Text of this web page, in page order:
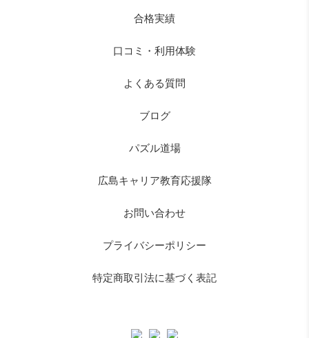
合格実績
口コミ・利用体験
よくある質問
ブログ
パズル道場
広島キャリア教育応援隊
お問い合わせ
プライバシーポリシー
特定商取引法に基づく表記